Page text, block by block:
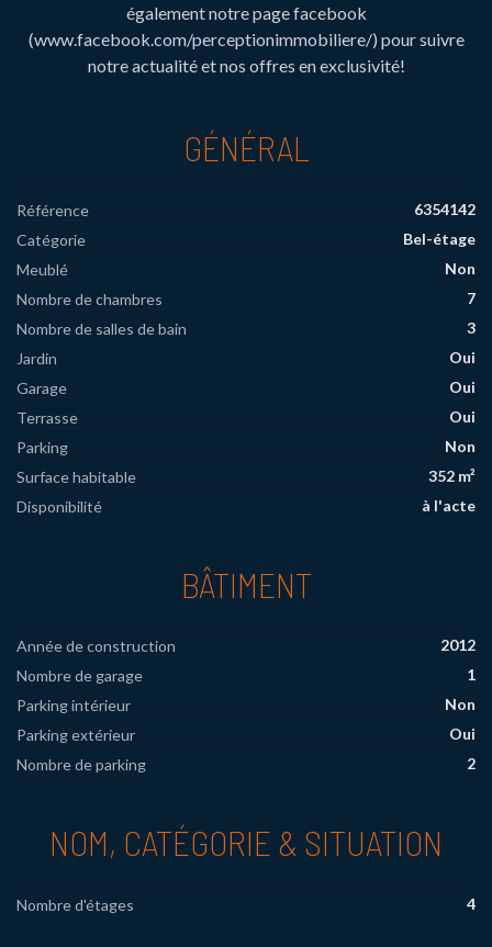
également notre page facebook
(www.facebook.com/perceptionimmobiliere/) pour suivre
notre actualité et nos offres en exclusivité!
GÉNÉRAL
Référence
6354142
Catégorie
Bel-étage
Meublé
Non
Nombre de chambres
7
Nombre de salles de bain
3
Jardin
Oui
Garage
Oui
Terrasse
Oui
Parking
Non
Surface habitable
352 m²
Disponibilité
à l'acte
BÂTIMENT
Année de construction
2012
Nombre de garage
1
Parking intérieur
Non
Parking extérieur
Oui
Nombre de parking
2
NOM, CATÉGORIE & SITUATION
Nombre d'étages 4